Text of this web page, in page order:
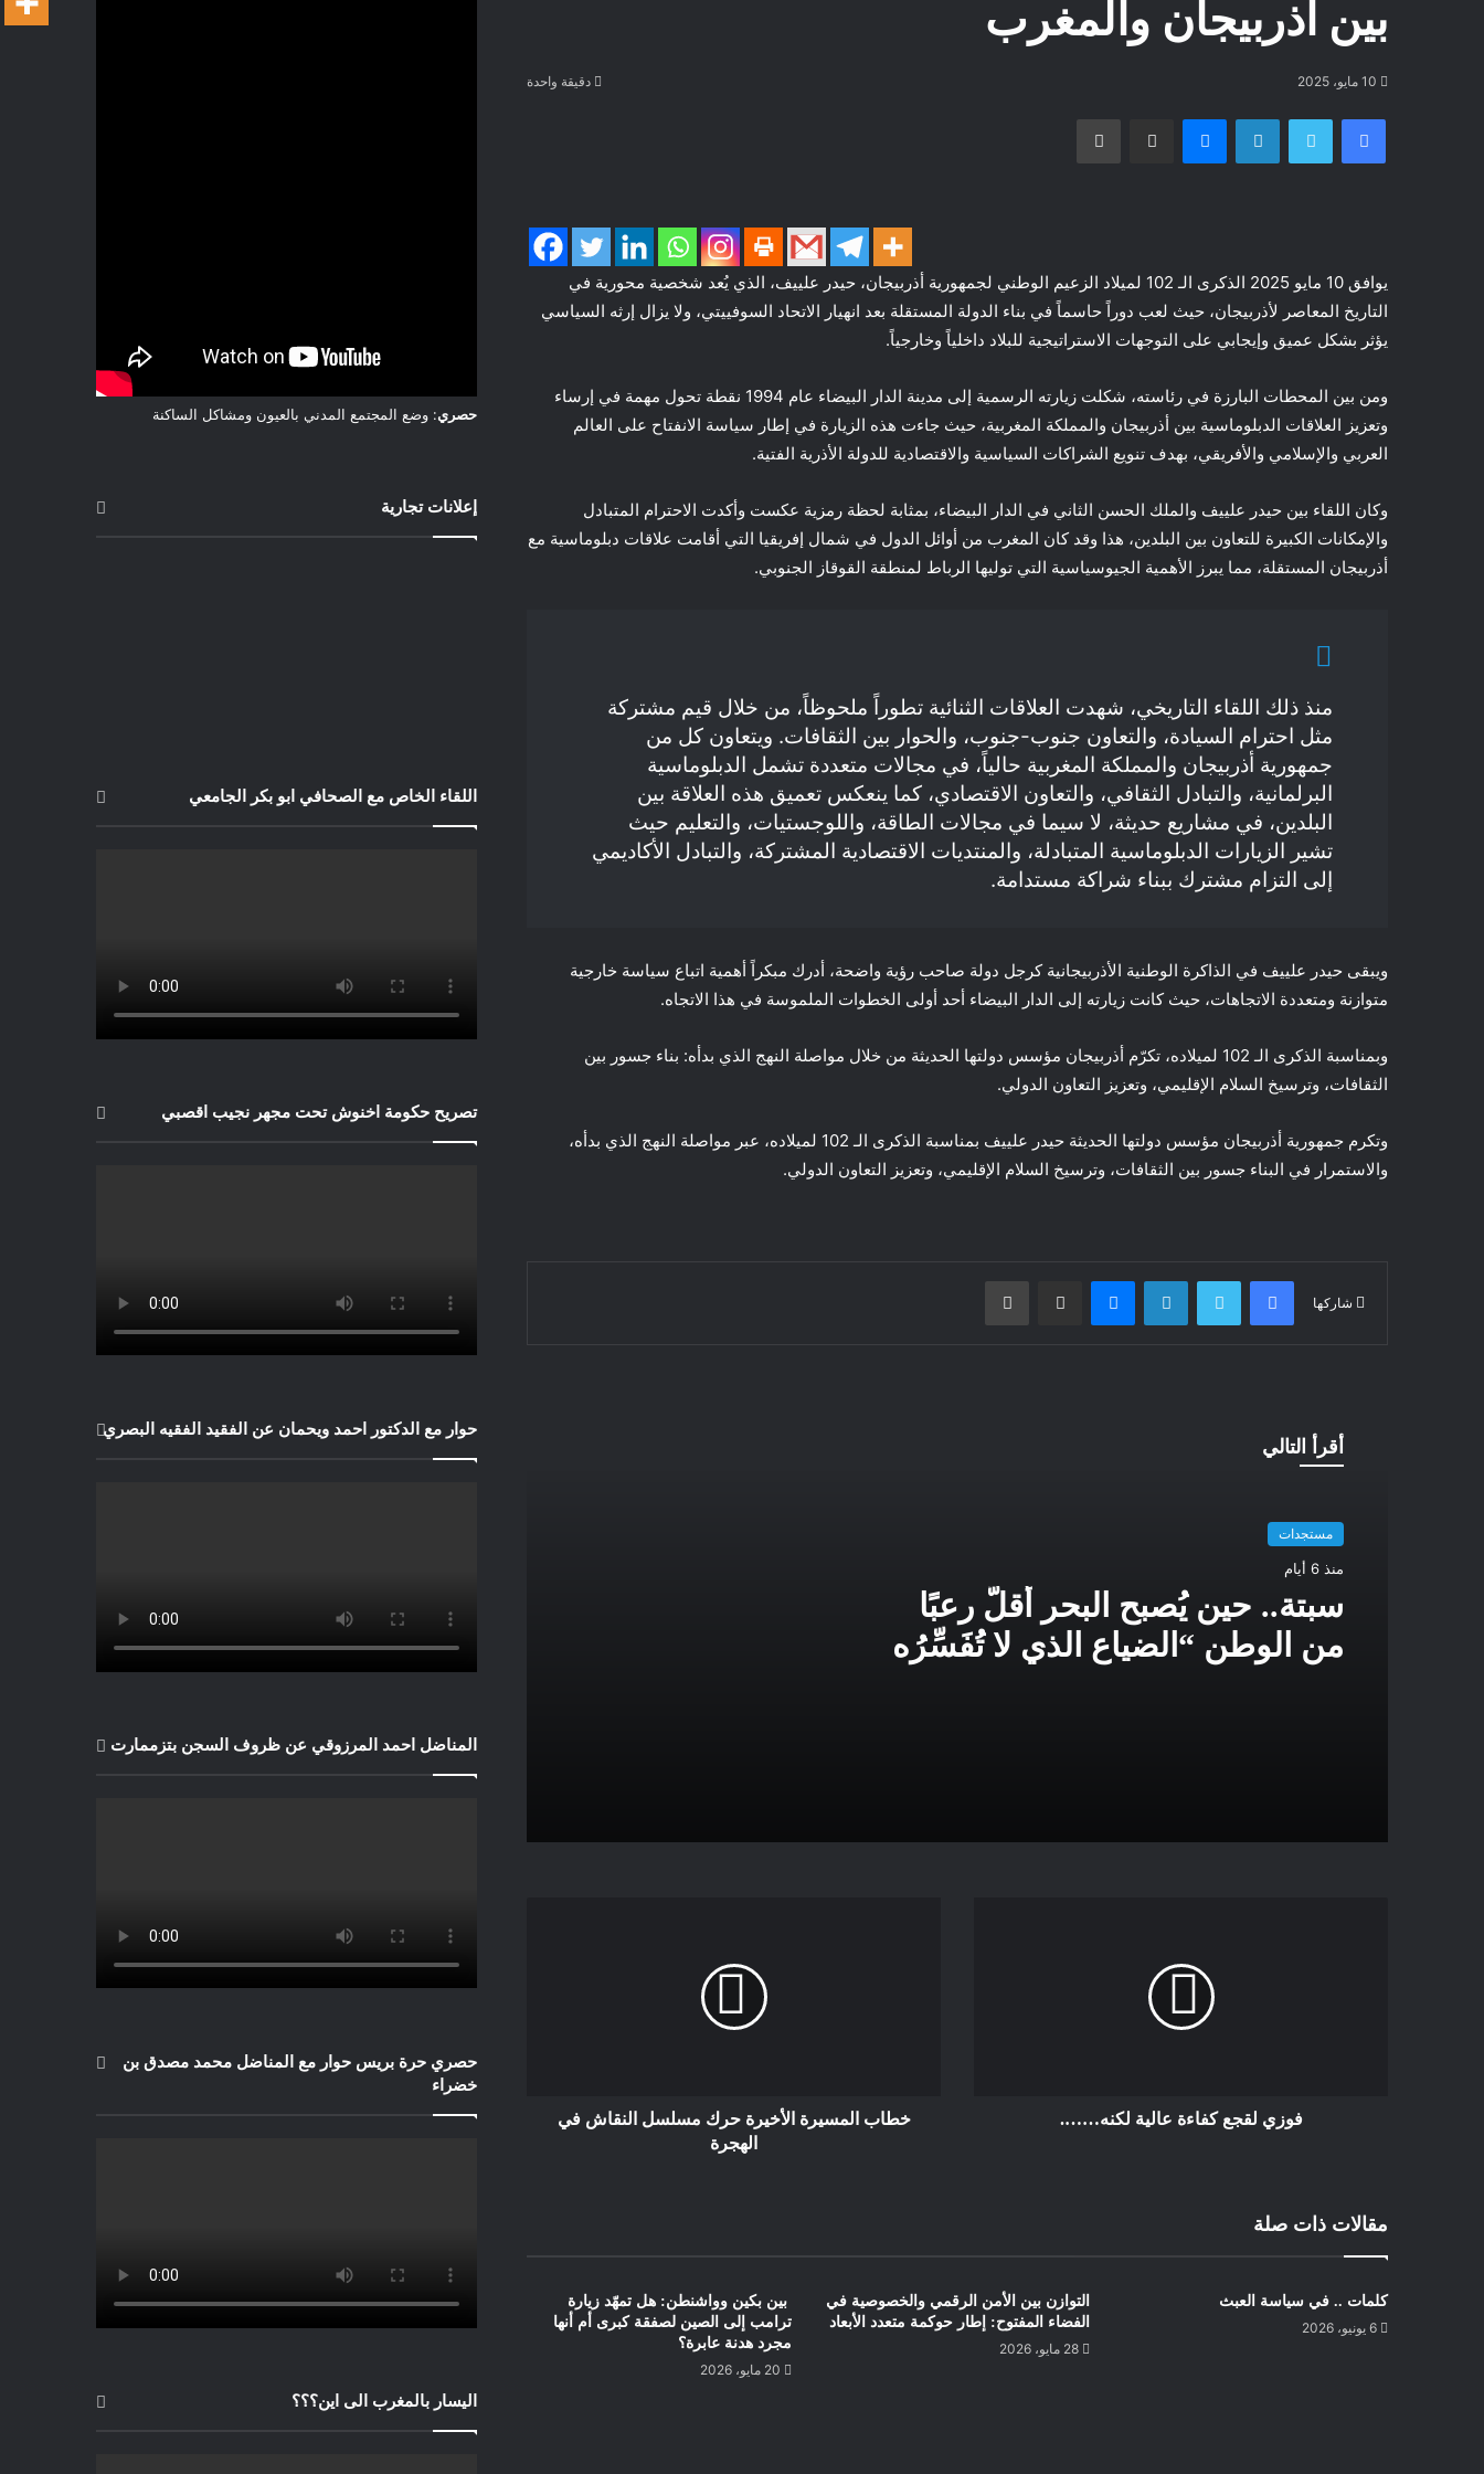
بين أذربيجان والمغرب
10 مايو، 2025 دقيقة واحدة
فيسبوك تويتر لينكدإن ماسنجر مشاركة عبر البريد طباعة
يوافق 10 مايو 2025 الذكرى الـ 102 لميلاد الزعيم الوطني لجمهورية أذربيجان، حيدر علييف، الذي يُعد شخصية محورية في
التاريخ المعاصر لأذربيجان، حيث لعب دوراً حاسماً في بناء الدولة المستقلة بعد انهيار الاتحاد السوفييتي، ولا يزال إرثه السياسي
يؤثر بشكل عميق وإيجابي على التوجهات الاستراتيجية للبلاد داخلياً وخارجياً.
ومن بين المحطات البارزة في رئاسته، شكلت زيارته الرسمية إلى مدينة الدار البيضاء عام 1994 نقطة تحول مهمة في إرساء
وتعزيز العلاقات الدبلوماسية بين أذربيجان والمملكة المغربية، حيث جاءت هذه الزيارة في إطار سياسة الانفتاح على العالم
العربي والإسلامي والأفريقي، بهدف تنويع الشراكات السياسية والاقتصادية للدولة الأذرية الفتية.
وكان اللقاء بين حيدر علييف والملك الحسن الثاني في الدار البيضاء، بمثابة لحظة رمزية عكست وأكدت الاحترام المتبادل
والإمكانات الكبيرة للتعاون بين البلدين، هذا وقد كان المغرب من أوائل الدول في شمال إفريقيا التي أقامت علاقات دبلوماسية مع
أذربيجان المستقلة، مما يبرز الأهمية الجيوسياسية التي توليها الرباط لمنطقة القوقاز الجنوبي.
منذ ذلك اللقاء التاريخي، شهدت العلاقات الثنائية تطوراً ملحوظاً، من خلال قيم مشتركة
مثل احترام السيادة، والتعاون جنوب-جنوب، والحوار بين الثقافات. ويتعاون كل من
جمهورية أذربيجان والمملكة المغربية حالياً، في مجالات متعددة تشمل الدبلوماسية
البرلمانية، والتبادل الثقافي، والتعاون الاقتصادي، كما ينعكس تعميق هذه العلاقة بين
البلدين، في مشاريع حديثة، لا سيما في مجالات الطاقة، واللوجستيات، والتعليم حيث
تشير الزيارات الدبلوماسية المتبادلة، والمنتديات الاقتصادية المشتركة، والتبادل الأكاديمي
إلى التزام مشترك ببناء شراكة مستدامة.
ويبقى حيدر علييف في الذاكرة الوطنية الأذربيجانية كرجل دولة صاحب رؤية واضحة، أدرك مبكراً أهمية اتباع سياسة خارجية
متوازنة ومتعددة الاتجاهات، حيث كانت زيارته إلى الدار البيضاء أحد أولى الخطوات الملموسة في هذا الاتجاه.
وبمناسبة الذكرى الـ 102 لميلاده، تكرّم أذربيجان مؤسس دولتها الحديثة من خلال مواصلة النهج الذي بدأه: بناء جسور بين
الثقافات، وترسيخ السلام الإقليمي، وتعزيز التعاون الدولي.
وتكرم جمهورية أذربيجان مؤسس دولتها الحديثة حيدر علييف بمناسبة الذكرى الـ 102 لميلاده، عبر مواصلة النهج الذي بدأه،
والاستمرار في البناء جسور بين الثقافات، وترسيخ السلام الإقليمي، وتعزيز التعاون الدولي.
شاركها
فيسبوك تويتر لينكدإن ماسنجر مشاركة عبر البريد طباعة
أقرأ التالي
مستجدات
منذ 6 أيام
سبتة.. حين يُصبح البحر أقلُّ رعبًا
من الوطن “الضياع الذي لا تُفَسِّرُه
سبتة.. حين يُصبح البحر أقلُّ رعبًا من الوطن
*عبد الله العلوي: ابن بطوطة و اليوغا
مراجعة تفسير التصويت وكشف خلفيات
فوزي لقجع كفاءة عالية لكنه…….
خطاب المسيرة الأخيرة حرك مسلسل النقاش في
الهجرة
مقالات ذات صلة
كلمات .. في سياسة العبث
6 يونيو، 2026
التوازن بين الأمن الرقمي والخصوصية في
الفضاء المفتوح: إطار حوكمة متعدد الأبعاد
28 مايو، 2026
بين بكين وواشنطن: هل تمهّد زيارة
ترامب إلى الصين لصفقة كبرى أم أنها
مجرد هدنة عابرة؟
20 مايو، 2026
حصري: وضع المجتمع المدني بالعيون ومشاكل الساكنة
إعلانات تجارية
اللقاء الخاص مع الصحافي ابو بكر الجامعي
تصريح حكومة اخنوش تحت مجهر نجيب اقصبي
حوار مع الدكتور احمد ويحمان عن الفقيد الفقيه البصري
المناضل احمد المرزوقي عن ظروف السجن بتزممارت
حصري حرة بريس حوار مع المناضل محمد مصدق بن
خضراء
اليسار بالمغرب الى اين؟؟؟